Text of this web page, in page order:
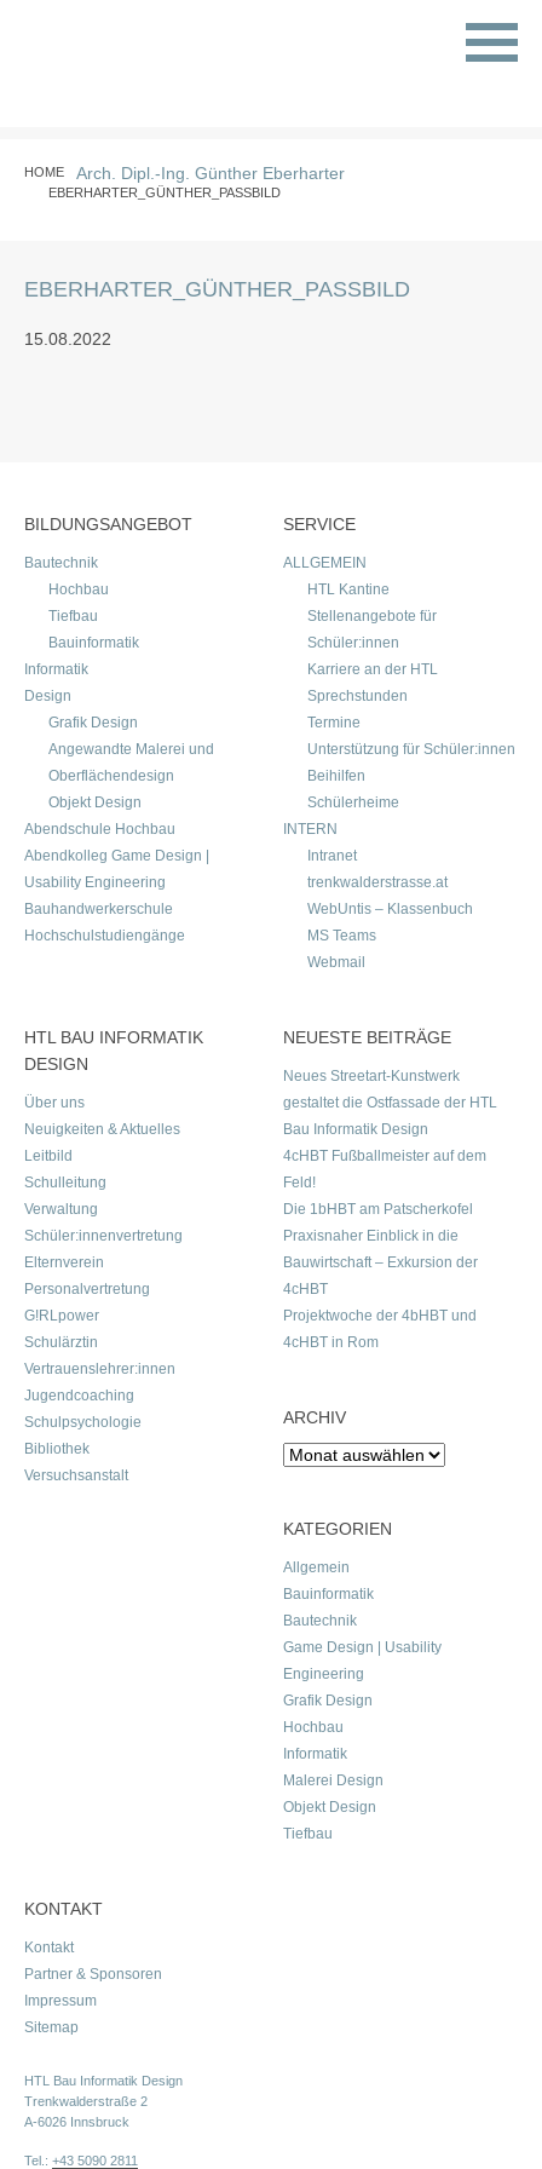
HOME Arch. Dipl.-Ing. Günther Eberharter
EBERHARTER_GÜNTHER_PASSBILD
EBERHARTER_GÜNTHER_PASSBILD
15.08.2022
BILDUNGSANGEBOT
Bautechnik
Hochbau
Tiefbau
Bauinformatik
Informatik
Design
Grafik Design
Angewandte Malerei und
Oberflächendesign
Objekt Design
Abendschule Hochbau
Abendkolleg Game Design |
Usability Engineering
Bauhandwerkerschule
Hochschulstudiengänge
SERVICE
ALLGEMEIN
HTL Kantine
Stellenangebote für
Schüler:innen
Karriere an der HTL
Sprechstunden
Termine
Unterstützung für Schüler:innen
Beihilfen
Schülerheime
INTERN
Intranet
trenkwalderstrasse.at
WebUntis – Klassenbuch
MS Teams
Webmail
HTL BAU INFORMATIK
DESIGN
Über uns
Neuigkeiten & Aktuelles
Leitbild
Schulleitung
Verwaltung
Schüler:innenvertretung
Elternverein
Personalvertretung
G!RLpower
Schulärztin
Vertrauenslehrer:innen
Jugendcoaching
Schulpsychologie
Bibliothek
Versuchsanstalt
NEUESTE BEITRÄGE
Neues Streetart-Kunstwerk
gestaltet die Ostfassade der HTL
Bau Informatik Design
4cHBT Fußballmeister auf dem
Feld!
Die 1bHBT am Patscherkofel
Praxisnaher Einblick in die
Bauwirtschaft – Exkursion der
4cHBT
Projektwoche der 4bHBT und
4cHBT in Rom
ARCHIV
Archiv
KATEGORIEN
Allgemein
Bauinformatik
Bautechnik
Game Design | Usability
Engineering
Grafik Design
Hochbau
Informatik
Malerei Design
Objekt Design
Tiefbau
KONTAKT
Kontakt
Partner & Sponsoren
Impressum
Sitemap
HTL Bau Informatik Design
Trenkwalderstraße 2
A-6026 Innsbruck
Tel.: +43 5090 2811